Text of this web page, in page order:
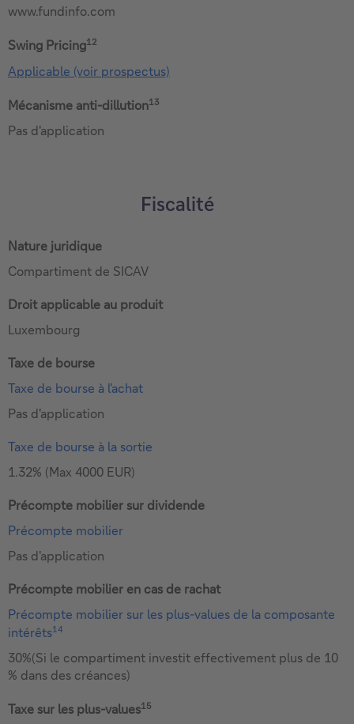
www.fundinfo.com
Swing Pricing12
Applicable (voir prospectus)
Mécanisme anti-dillution13
Pas d'application
Fiscalité
Nature juridique
Compartiment de SICAV
Droit applicable au produit
Luxembourg
Taxe de bourse
Taxe de bourse à l'achat
Pas d'application
Taxe de bourse à la sortie
1.32% (Max 4000 EUR)
Précompte mobilier sur dividende
Précompte mobilier
Pas d'application
Précompte mobilier en cas de rachat
Précompte mobilier sur les plus-values de la composante
intérêts14
30%(Si le compartiment investit effectivement plus de 10
% dans des créances)
Taxe sur les plus-values15